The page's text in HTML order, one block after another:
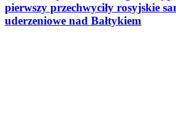
pierwszy przechwyciły rosyjskie
uderzeniowe nad Bałtykiem